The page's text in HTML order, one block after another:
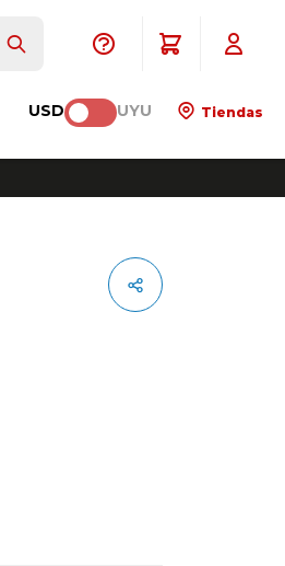
USD UYU Tiendas